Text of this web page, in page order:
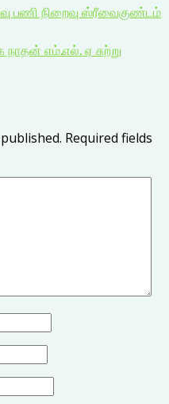
பணி நிறைவு ஸ்ரீவைகுண்டம்
எம்.எல். ஏ சுற்று
Required fields